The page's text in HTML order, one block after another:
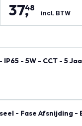
37,
48
incl. BTW
IP65 - 5W - CCT - 5
- Fase Afsnijding -